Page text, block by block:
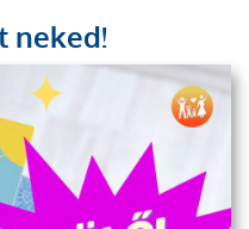
neked!